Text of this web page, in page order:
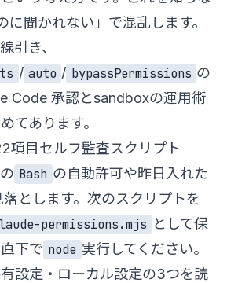
に聞かれない」で混乱します。
引き、
/ auto / bypassPermissions の
Code 承認とsandboxの運用術
てあります。
項目セルフ監査スクリプト
Bash の自動許可や昨日入れた
落とします。次のスクリプトを
permissions.mjs として保
下で node 実行してください。
設定・ローカル設定の3つを読